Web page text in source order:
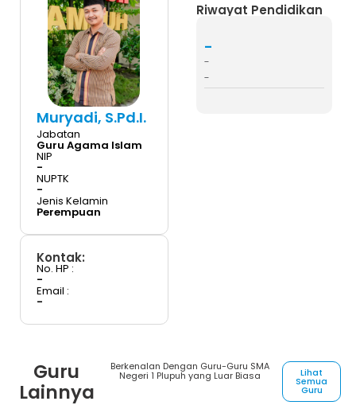
Muryadi, S.Pd.I.
Jabatan
Guru Agama Islam
NIP
-
NUPTK
-
Jenis Kelamin
Perempuan
Kontak:
No. HP :
-
Email :
-
Riwayat Pendidikan
-
-
-
Guru
Lainnya
Berkenalan Dengan Guru-Guru SMA
Negeri 1 Plupuh yang Luar Biasa Lihat
Semua
Guru